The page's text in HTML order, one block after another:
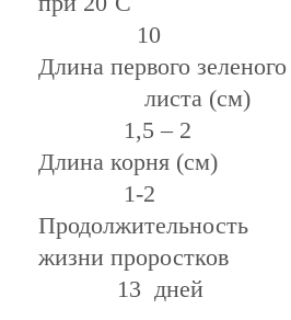
Длина первого зеленого
1,5 – 2
Длина
1-2
Продолжительность
жизни
13 дней